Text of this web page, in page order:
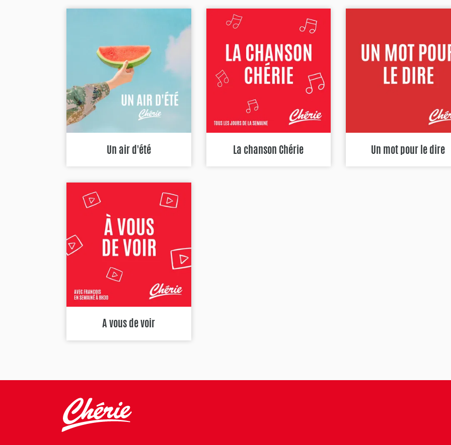
Un air d'été La chanson Chérie Un mot pour le dire
A vous de voir